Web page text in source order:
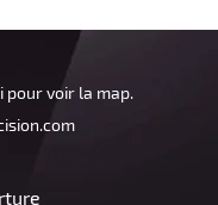
pour voir la map.